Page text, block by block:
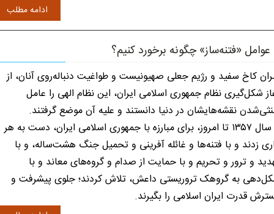
ادامه مطلب
عوامل «فتنه‌ساز» چگونه برخورد کنیم؟
کاخ سفید و رژیم جعلی صهیونیست و طواغیت دنباله‌روی آنان، از
شکل‌گیری نظام جمهوری اسلامی ایران، این نظام الهی را عامل
نقشه‌هایشان در دنیا دانستند و علیه آن موضع گرفتند.
از سال ۱۳۵۷ تا امروز، برای مبارزه با جمهوری اسلامی ایران، دست به هر
زدند و با فتنه‌ها و غائله آفرینی و تحمیل جنگ هشت‌ساله، و با
و ترور و تحریم و با حمایت از صدام و گروه‌های معاند و با
به گروهک تروریستی داعش، تلاش کردند؛ جلوی پیشرفت و
قدرت ایران اسلامی را بگیرند.